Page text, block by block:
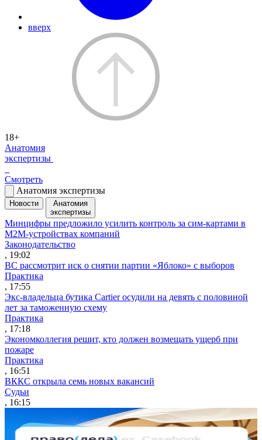
вверх
18+
Анатомия
экспертизы
Смотреть
Анатомия экспертизы
Новости
Анатомия
экспертизы
Минцифры предложило усилить контроль за сим-картами в
M2M-устройствах компаний
Законодательство
, 19:02
ВС рассмотрит иск о снятии партии «Яблоко» с выборов
Практика
, 17:55
Экс-владельца бутика Cartier осудили на девять с половиной
лет за таможенную схему
Практика
, 17:18
Экономколлегия решит, кто должен возмещать ущерб при
пожаре
Практика
, 16:51
ВККС открыла семь новых вакансий
Судьи
, 16:15